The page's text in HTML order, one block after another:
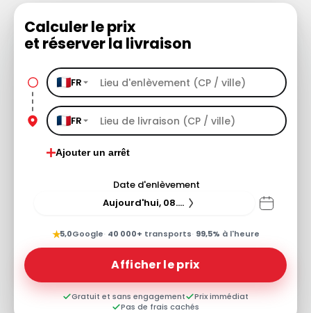
Calculer le prix
et réserver la livraison
FR
FR
Ajouter un arrêt
Date d'enlèvement
Aujourd'hui, 08.08.26
★5,0Google· 40 000+ transports· 99,5% à l'heure
Afficher le prix
Gratuit et sans engagement
Prix immédiat
Pas de frais cachés